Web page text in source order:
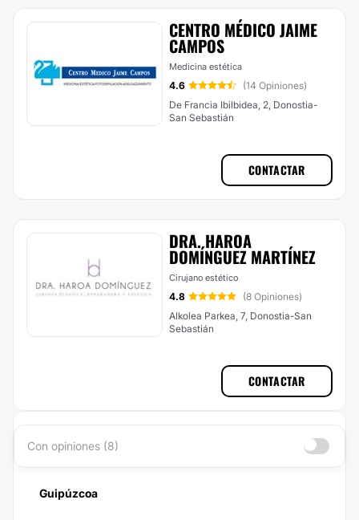
CENTRO MÉDICO JAIME
CAMPOS
Medicina estética
4.6
(14 Opiniones)
De Francia Ibilbidea, 2, Donostia-
San Sebastián
CONTACTAR
DRA. HAROA
DOMÍNGUEZ MARTÍNEZ
Cirujano estético
4.8
(8 Opiniones)
Alkolea Parkea, 7, Donostia-San
Sebastián
CONTACTAR
Con opiniones (8)
Guipúzcoa